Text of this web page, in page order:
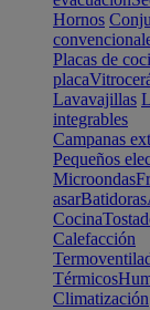
Hornos
Placas de
placa
Lavavajillas
integrables
Campanas
Pequeños
Microondas
asarBatidoras
Cocina
Calefacción
Térmicos
Climatización